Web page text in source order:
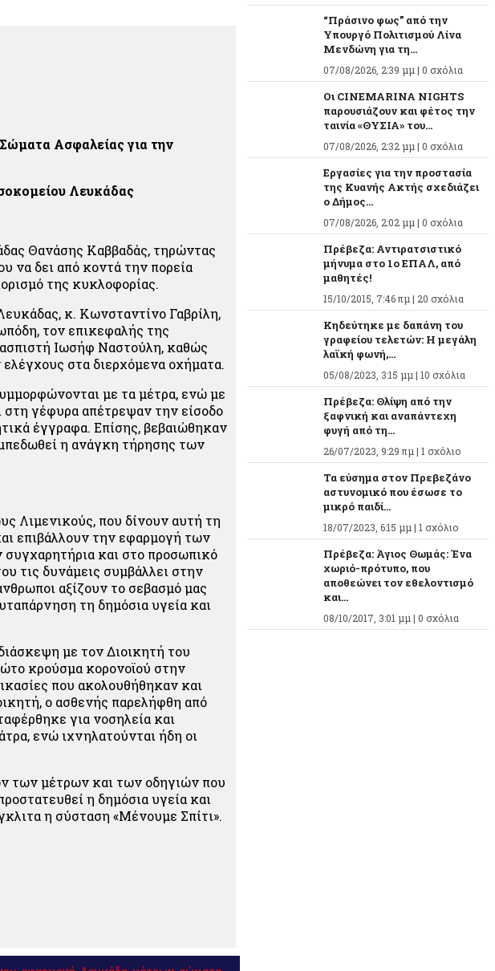
Ασφαλείας για την
Λευκάδας
Θανάσης Καββαδάς, τηρώντας
να δει από κοντά την πορεία
της κυκλοφορίας.
κ. Κωνσταντίνο Γαβρίλη,
τον επικεφαλής της
Ιωσήφ Ναστούλη, καθώς
στα διερχόμενα οχήματα.
με τα μέτρα, ενώ με
στη γέφυρα απέτρεψαν την είσοδο
έγγραφα. Επίσης, βεβαιώθηκαν
η ανάγκη τήρησης των
Λιμενικούς, που δίνουν αυτή τη
επιβάλλουν την εφαρμογή των
συγχαρητήρια και στο προσωπικό
τις δυνάμεις συμβάλλει στην
αξίζουν το σεβασμό μας
τη δημόσια υγεία και
με τον Διοικητή του
κρούσμα κορονοϊού στην
που ακολουθήθηκαν και
ο ασθενής παρελήφθη από
για νοσηλεία και
ενώ ιχνηλατούνται ήδη οι
των μέτρων και των οδηγιών που
η δημόσια υγεία και
η σύσταση «Μένουμε Σπίτι».
“Πράσινο φως” από την
Υπουργό Πολιτισμού Λίνα
Μενδώνη για τη...
07/08/2026, 2:39 μμ | 0 σχόλια
Οι CINEMARINA NIGHTS
παρουσιάζουν και φέτος την
ταινία «ΘΥΣΙΑ» του...
07/08/2026, 2:32 μμ | 0 σχόλια
Εργασίες για την προστασία
της Κυανής Ακτής σχεδιάζει
ο Δήμος...
07/08/2026, 2:02 μμ | 0 σχόλια
Πρέβεζα: Αντιρατσιστικό
μήνυμα στο 1ο ΕΠΑΛ, από
μαθητές!
15/10/2015, 7:46 πμ | 20 σχόλια
Κηδεύτηκε με δαπάνη του
γραφείου τελετών: Η μεγάλη
λαϊκή φωνή,...
05/08/2023, 3:15 μμ | 10 σχόλια
Πρέβεζα: Θλίψη από την
ξαφνική και αναπάντεχη
φυγή από τη...
26/07/2023, 9:29 πμ | 1 σχόλιο
Τα εύσημα στον Πρεβεζάνο
αστυνομικό που έσωσε το
μικρό παιδί...
18/07/2023, 6:15 μμ | 1 σχόλιο
Πρέβεζα: Άγιος Θωμάς: Ένα
χωριό-πρότυπο, που
αποθεώνει τον εθελοντισμό
και...
08/10/2017, 3:01 μμ | 0 σχόλια